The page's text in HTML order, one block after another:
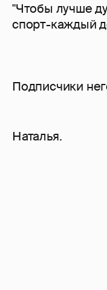
"Чтобы лучше
спорт-каждый
Подписчики
Наталья.